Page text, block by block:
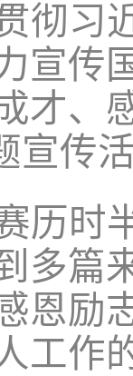
彻习
宣传
才、
宣传
历时
多篇
恩励
工作